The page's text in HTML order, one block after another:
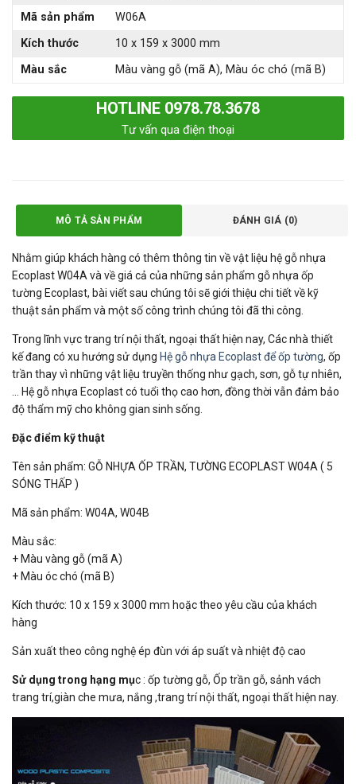
Mã sản phẩm
W06A
Kích thước
10 x 159 x 3000 mm
Màu sắc
Màu vàng gỗ (mã A), Màu óc chó (mã B)
HOTLINE 0978.78.3678
Tư vấn qua điện thoại
MÔ TẢ SẢN PHẨM ĐÁNH GIÁ (0)
Nhằm giúp khách hàng có thêm thông tin về vật liệu hệ gỗ nhựa
Ecoplast W04A và về giá cả của những sản phẩm gỗ nhựa ốp
tường Ecoplast, bài viết sau chúng tôi sẽ giới thiệu chi tiết về kỹ
thuật sản phẩm và một số công trình chúng tôi đã thi công.
Trong lĩnh vực trang trí nội thất, ngoại thất hiện nay, Các nhà thiết
kế đang có xu hướng sử dụng Hệ gỗ nhựa Ecoplast để ốp tường, ốp
trần thay vì những vật liệu truyền thống như gạch, sơn, gỗ tự nhiên,
… Hệ gỗ nhựa Ecoplast có tuổi thọ cao hơn, đồng thời vẫn đảm bảo
độ thẩm mỹ cho không gian sinh sống.
Đặc điểm kỹ thuật
Tên sản phẩm: GỖ NHỰA ỐP TRẦN, TƯỜNG ECOPLAST W04A ( 5
SÓNG THẤP )
Mã sản phẩm: W04A, W04B
Màu sắc:
+ Màu vàng gỗ (mã A)
+ Màu óc chó (mã B)
Kích thước: 10 x 159 x 3000 mm hoặc theo yêu cầu của khách
hàng
Sản xuất theo công nghệ ép đùn với áp suất và nhiệt độ cao
Sử dụng trong hạng mục : ốp tường gỗ, Ốp trần gỗ, sảnh vách
trang trí,giàn che mưa, nắng ,trang trí nội thất, ngoại thất hiện nay.